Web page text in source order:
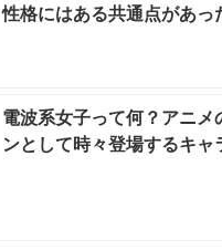
性格にはある共通点があっ
電波系女子って何？アニメ
ンとして時々登場するキャ